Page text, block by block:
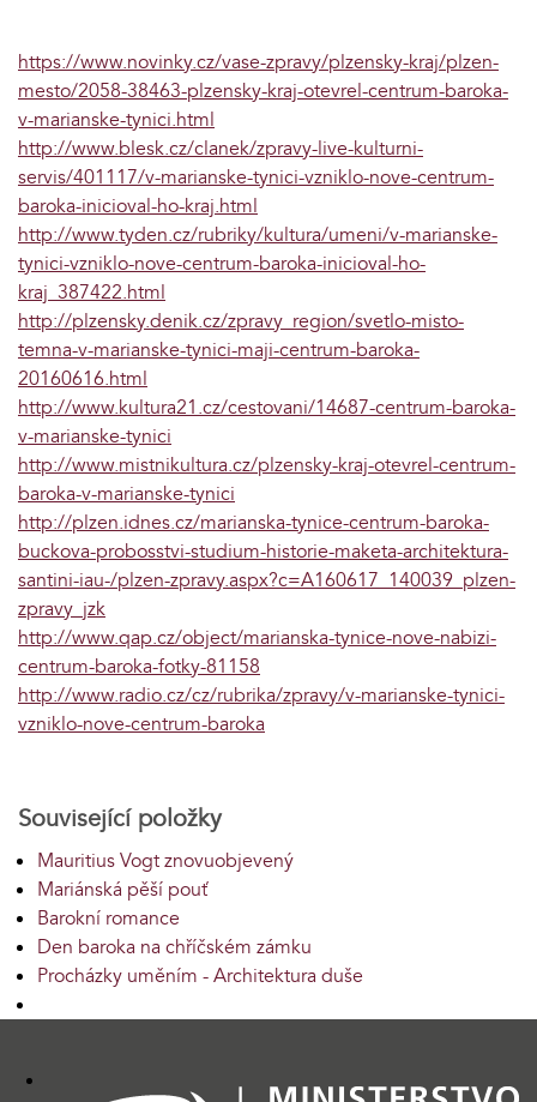
https://www.novinky.cz/vase-zpravy/plzensky-kraj/plzen-
mesto/2058-38463-plzensky-kraj-otevrel-centrum-baroka-
v-marianske-tynici.html
http://www.blesk.cz/clanek/zpravy-live-kulturni-
servis/401117/v-marianske-tynici-vzniklo-nove-centrum-
baroka-inicioval-ho-kraj.html
http://www.tyden.cz/rubriky/kultura/umeni/v-marianske-
tynici-vzniklo-nove-centrum-baroka-inicioval-ho-
kraj_387422.html
http://plzensky.denik.cz/zpravy_region/svetlo-misto-
temna-v-marianske-tynici-maji-centrum-baroka-
20160616.html
http://www.kultura21.cz/cestovani/14687-centrum-baroka-
v-marianske-tynici
http://www.mistnikultura.cz/plzensky-kraj-otevrel-centrum-
baroka-v-marianske-tynici
http://plzen.idnes.cz/marianska-tynice-centrum-baroka-
buckova-probosstvi-studium-historie-maketa-architektura-
santini-iau-/plzen-zpravy.aspx?c=A160617_140039_plzen-
zpravy_jzk
http://www.qap.cz/object/marianska-tynice-nove-nabizi-
centrum-baroka-fotky-81158
http://www.radio.cz/cz/rubrika/zpravy/v-marianske-tynici-
vzniklo-nove-centrum-baroka
Související položky
Mauritius Vogt znovuobjevený
Mariánská pěší pouť
Barokní romance
Den baroka na chříčském zámku
Procházky uměním - Architektura duše